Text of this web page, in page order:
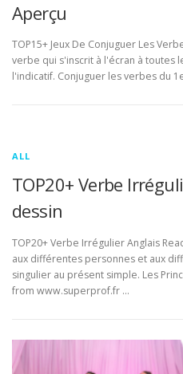
Aperçu
TOP15+ Jeux De Conjuguer Les
verbe qui s'inscrit à l'écran à toutes
l'indicatif. Conjuguer les verbes du
ALL
TOP20+ Verbe
dessin
TOP20+ Verbe Irrégulier Anglais
aux différentes personnes et aux
singulier au présent simple. Les
from www.superprof.fr …